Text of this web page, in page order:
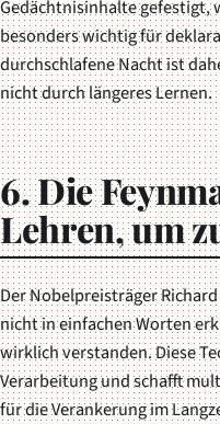
Gedächtnisinhalte gefestigt,
besonders wichtig für
durchschlafene Nacht ist
nicht durch längeres Lernen.
6. Die
Lehren, um
Der Nobelpreisträger
nicht in einfachen Worten
wirklich verstanden. Diese
Verarbeitung und schafft
für die Verankerung im